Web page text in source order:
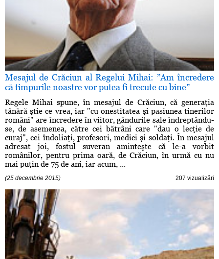
Mesajul de Crăciun al Regelui Mihai: ”Am încredere
că timpurile noastre vor putea fi trecute cu bine”
Regele Mihai spune, în mesajul de Crăciun, că generaţia
tânără ştie ce vrea, iar "cu onestitatea şi pasiunea tinerilor
români" are încredere în viitor, gândurile sale îndreptându-
se, de asemenea, către cei bătrâni care "dau o lecţie de
curaj", cei îndoliaţi, profesori, medici şi soldaţi. În mesajul
adresat joi, fostul suveran aminteşte că le-a vorbit
românilor, pentru prima oară, de Crăciun, în urmă cu nu
mai puţin de 75 de ani, iar acum, ...
(25 decembrie 2015) 207 vizualizări